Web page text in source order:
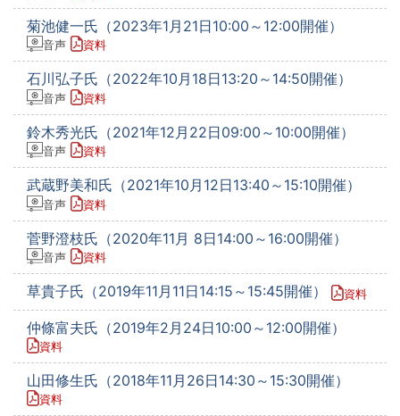
菊池健一氏（2023年1月21日10:00～12:00開催）
音声 資料
石川弘子氏（2022年10月18日13:20～14:50開催）
音声 資料
鈴木秀光氏（2021年12月22日09:00～10:00開催）
音声 資料
武蔵野美和氏（2021年10月12日13:40～15:10開催）
音声 資料
菅野澄枝氏（2020年11月 8日14:00～16:00開催）
音声 資料
草貴子氏（2019年11月11日14:15～15:45開催） 資料
仲條富夫氏（2019年2月24日10:00～12:00開催）
資料
山田修生氏（2018年11月26日14:30～15:30開催）
資料